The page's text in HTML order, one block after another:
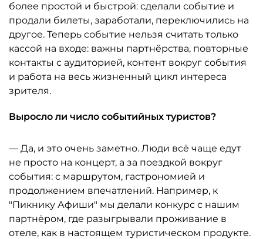
более простой и быстрой: сделали событие и
продали билеты, заработали, переключились на
другое. Теперь событие нельзя считать только
кассой на входе: важны партнёрства, повторные
контакты с аудиторией, контент вокруг события
и работа на весь жизненный цикл интереса
зрителя.
Выросло ли число событийных туристов?
— Да, и это очень заметно. Люди всё чаще едут
не просто на концерт, а за поездкой вокруг
события: с маршрутом, гастрономией и
продолжением впечатлений. Например, к
"Пикнику Афиши" мы делали конкурс с нашим
партнёром, где разыгрывали проживание в
отеле, как в настоящем туристическом продукте.